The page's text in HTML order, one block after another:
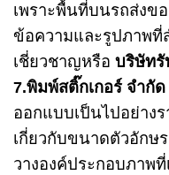
เพราะพื้นที่บนรถส่งข
ข้อความและรูปภาพที่
เชี่ยวชาญหรือ บริษัทรั
7.พิมพ์สติ๊กเกอร์ จำกัด
ออกแบบเป็นไปอย่าง
เกี่ยวกับขนาดตัวอักษ
วางองค์ประกอบภาพ